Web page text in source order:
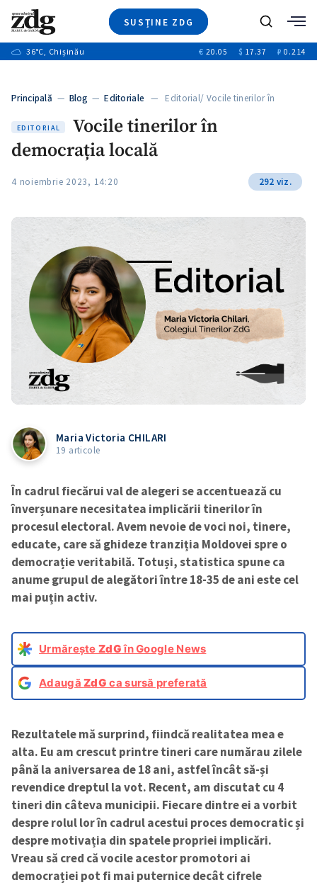
SUSȚINE ZDG
Ştiri
+12
Video
Special
+1
Caută
36°C, Chișinău € 20.05 $ 17.37 ₽ 0.214
Principală — Blog —Editoriale — Editorial/ Vocile tinerilor în
EDITORIAL
Vocile tinerilor în
democrația locală
4 noiembrie 2023, 14:20 292 viz.
Maria Victoria CHILARI
19 articole
În cadrul fiecărui val de alegeri se accentuează cu
înverșunare necesitatea implicării tinerilor în
procesul electoral. Avem nevoie de voci noi, tinere,
educate, care să ghideze tranziția Moldovei spre o
democrație veritabilă. Totuși, statistica spune ca
anume grupul de alegători între 18-35 de ani este cel
mai puțin activ.
Urmărește ZdGîn Google News
AdaugăZdG ca sursă preferată
Rezultatele mă surprind, fiindcă realitatea mea e
alta. Eu am crescut printre tineri care numărau zilele
până la aniversarea de 18 ani, astfel încât să-și
revendice dreptul la vot. Recent, am discutat cu 4
tineri din câteva municipii. Fiecare dintre ei a vorbit
despre rolul lor în cadrul acestui proces democratic și
despre motivația din spatele propriei implicări.
Vreau să cred că vocile acestor promotori ai
democrației pot fi mai puternice decât cifrele